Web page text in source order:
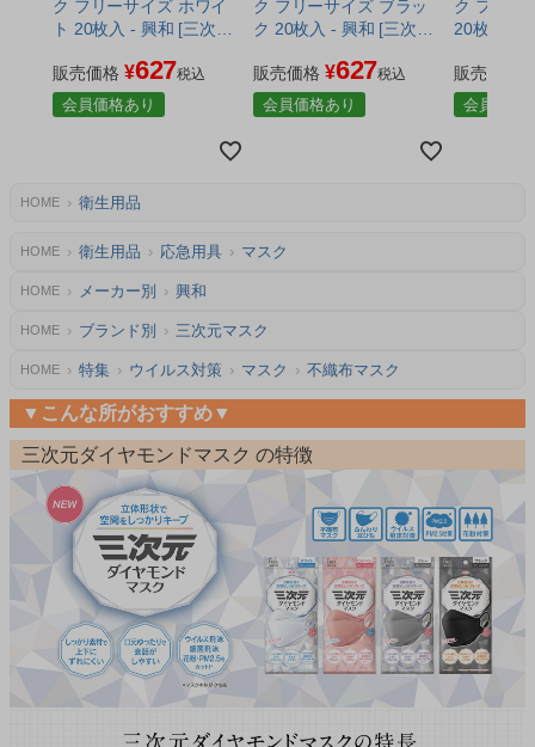
ク フリーサイズ ホワイ
ト 20枚入 - 興和 [三次元
販売価格 ¥627税込
会員価格あり
ク フリーサイズ ブラッ
ク 20枚入 - 興和 [三次元
販売価格 ¥627税込
会員価格あり
ク フリー
20枚入 -
販売価格
会員価格
HOME 衛生用品
HOME 衛生用品 応急用具 マスク
HOME メーカー別 興和
HOME ブランド別 三次元マスク
HOME 特集 ウイルス対策 マスク 不織布マスク
▼こんな所がおすすめ▼
三次元ダイヤモンドマスク の特徴